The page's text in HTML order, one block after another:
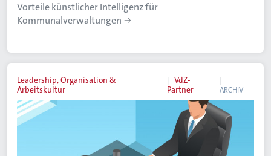
Vorteile künstlicher Intelligenz für
Kommunalverwaltungen
Leadership, Organisation &
Arbeitskultur
VdZ-
Partner
ARCHIV